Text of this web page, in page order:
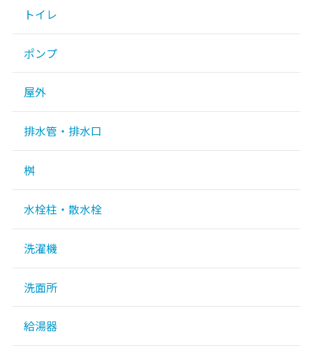
トイレ
ポンプ
屋外
排水管・排水口
桝
水栓柱・散水栓
洗濯機
洗面所
給湯器